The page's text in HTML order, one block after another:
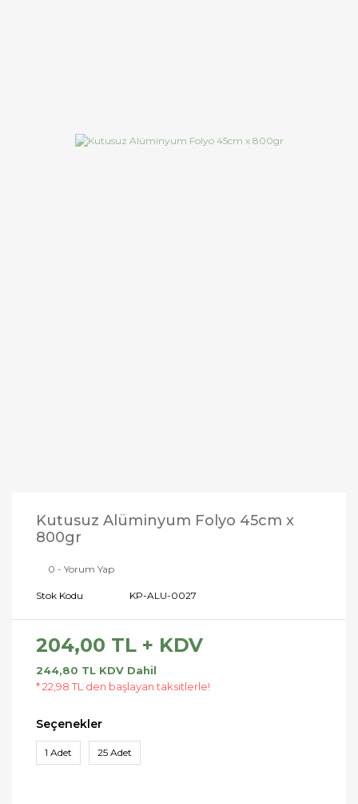
Kutusuz Alüminyum Folyo 45cm x
800gr
0 - Yorum Yap
Stok Kodu KP-ALU-0027
204,00 TL + KDV
244,80 TL KDV Dahil
* 22,98 TL den başlayan taksitlerle!
Seçenekler
1 Adet 25 Adet